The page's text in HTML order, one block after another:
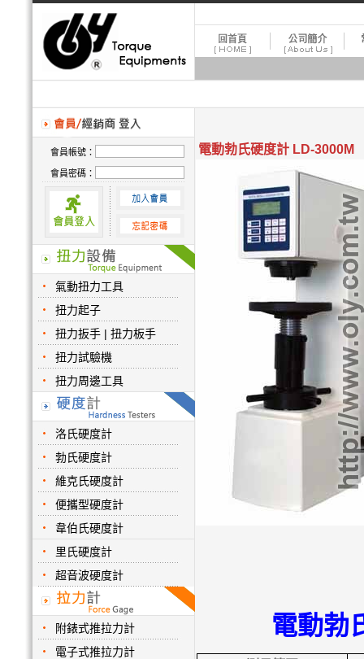
會員帳號：
會員密碼：
氣動扭力工具
扭力起子
扭力扳手 | 扭力板手
扭力試驗機
扭力周邊工具
洛氏硬度計
勃氏硬度計
維克氏硬度計
便攜型硬度計
韋伯氏硬度計
里氏硬度計
超音波硬度計
附錶式推拉力計
電子式推拉力計
電動勃氏硬度計 LD-3000M
電動勃